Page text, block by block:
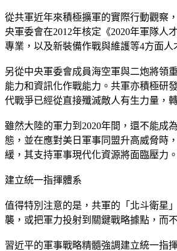
從共軍近年來積極擴軍的實際行動觀察
央軍委會在2012年核定《2020年軍隊
專業，以及新裝備作戰與維護等4方面人
另從中央軍委會成員海空軍與二炮將領
能力和資訊化作戰能力。共軍亦積極研
代戰爭已經從直接殲滅敵人有生力量，
雖然大陸的軍力到2020年間，還不能成
態，並在應對美日軍事同盟升高威脅時
緩，其支持軍事現代化資源將面臨壓力
建立統一指揮體系
值得特別注意的是，共軍的「北斗衛星
襲，或把軍力投射到關鍵戰略據點，而
習近平的軍事戰略精髓強調建立統一指